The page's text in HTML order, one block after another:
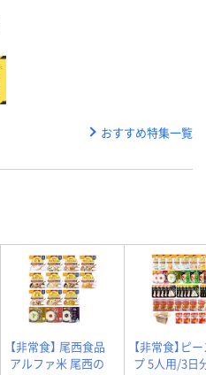
おすすめ特集一覧
【非常食】 尾西食品
アルファ米 尾西の
【非常食】ピ
プ 5人用/3日